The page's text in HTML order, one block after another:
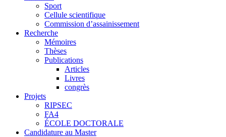
Sport
Cellule scientifique
Commission d’assainissement
Recherche
Mémoires
Thèses
Publications
Articles
Livres
congrès
Projets
RIPSEC
FA4
ÉCOLE DOCTORALE
Candidature au Master